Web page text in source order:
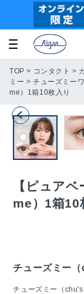
TOP > コンタクト >
ミー >チューズミー
me）1箱10枚入り
【ピュア
me）1箱10
チューズミー（
チューズミー（